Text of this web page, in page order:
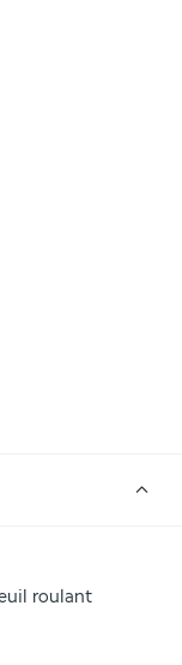
roulant